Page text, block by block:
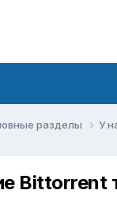
разделы У
Bittorrent